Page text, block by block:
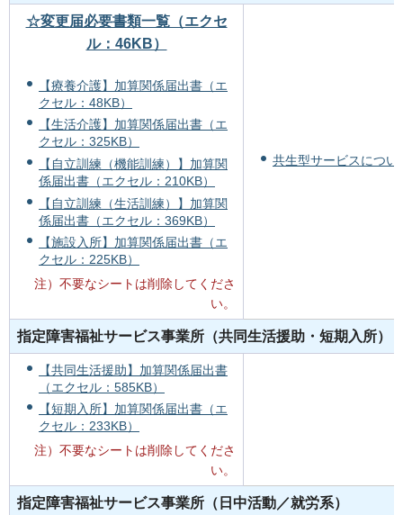
☆変更届必要書類一覧（エクセ
ル：46KB）
【療養介護】加算関係届出書（エ
クセル：48KB）
【生活介護】加算関係届出書（エ
クセル：325KB）
【自立訓練（機能訓練）】加算関
係届出書（エクセル：210KB）
【自立訓練（生活訓練）】加算関
係届出書（エクセル：369KB）
【施設入所】加算関係届出書（エ
クセル：225KB）
注）不要なシートは削除してくださ
い。
共生型サービスにつ
指定障害福祉サービス事業所（共同生活援助・短期入所）
【共同生活援助】加算関係届出書
（エクセル：585KB）
【短期入所】加算関係届出書（エ
クセル：233KB）
注）不要なシートは削除してくださ
い。
指定障害福祉サービス事業所（日中活動／就労系）